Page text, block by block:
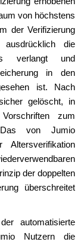
von höchstens
der Verifizierung
die
verlangt und
in den
ist. Nach
gelöscht, in
zum
Das von Jumio
der doppelten
überschreitet
automatisierte
Nutzern die